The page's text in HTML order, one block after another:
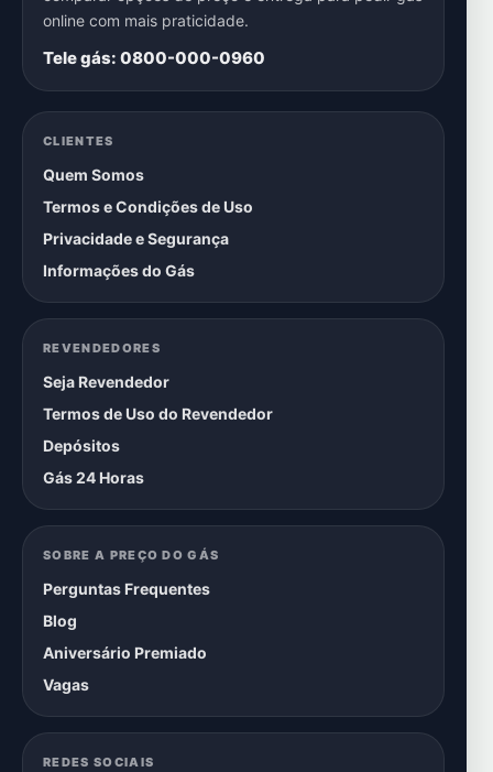
online com mais praticidade.
Tele gás: 0800-000-0960
CLIENTES
Quem Somos
Termos e Condições de Uso
Privacidade e Segurança
Informações do Gás
REVENDEDORES
Seja Revendedor
Termos de Uso do Revendedor
Depósitos
Gás 24 Horas
SOBRE A PREÇO DO GÁS
Perguntas Frequentes
Blog
Aniversário Premiado
Vagas
REDES SOCIAIS